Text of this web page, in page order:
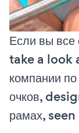
Если вы
take a look
компании
очков,
рамах,